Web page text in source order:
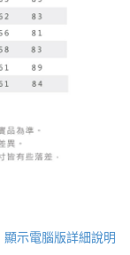
顯示電腦版詳細說明